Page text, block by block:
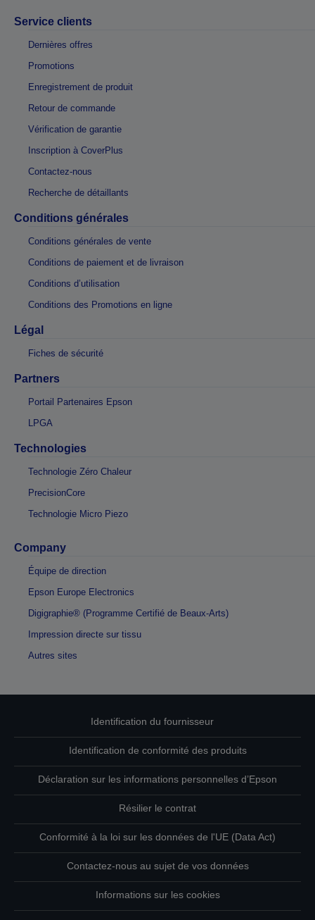
Service clients
Dernières offres
Promotions
Enregistrement de produit
Retour de commande
Vérification de garantie
Inscription à CoverPlus
Contactez-nous
Recherche de détaillants
Conditions générales
Conditions générales de vente
Conditions de paiement et de livraison
Conditions d’utilisation
Conditions des Promotions en ligne
Légal
Fiches de sécurité
Partners
Portail Partenaires Epson
LPGA
Technologies
Technologie Zéro Chaleur
PrecisionCore
Technologie Micro Piezo
Company
Équipe de direction
Epson Europe Electronics
Digigraphie® (Programme Certifié de Beaux-Arts)
Impression directe sur tissu
Autres sites
Identification du fournisseur
Identification de conformité des produits
Déclaration sur les informations personnelles d’Epson
Résilier le contrat
Conformité à la loi sur les données de l'UE (Data Act)
Contactez-nous au sujet de vos données
Informations sur les cookies